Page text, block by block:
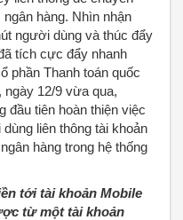
hàng. Nhìn nhận
người dùng và thúc đẩy
tích cực đẩy nhanh
phần Thanh toán quốc
ngày 12/9 vừa qua,
đầu tiên hoàn thiện việc
liên thông tài khoản
hàng trong hệ thống
tới tài khoản Mobile
từ một tài khoản